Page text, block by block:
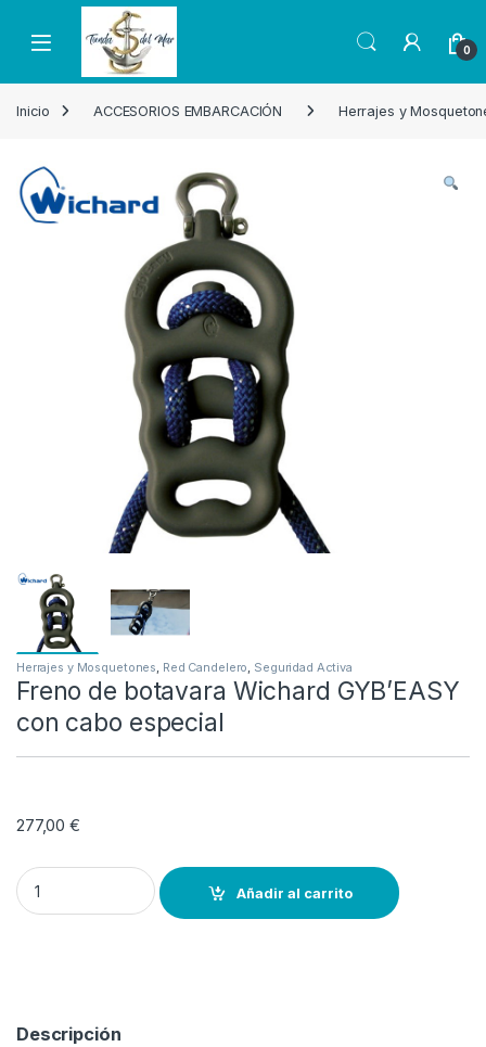
Skip to navigation
Skip to content
Open 0
Inicio ACCESORIOS EMBARCACIÓN Herrajes y
Herrajes y Mosquetones, Red Candelero, Seguridad Activa
Freno de botavara Wichard GYB’EASY
con cabo especial
277,00€
Freno de botavara Wichard GYB'EASY con cabo especial quantity
Añadir al carrito
Descripción